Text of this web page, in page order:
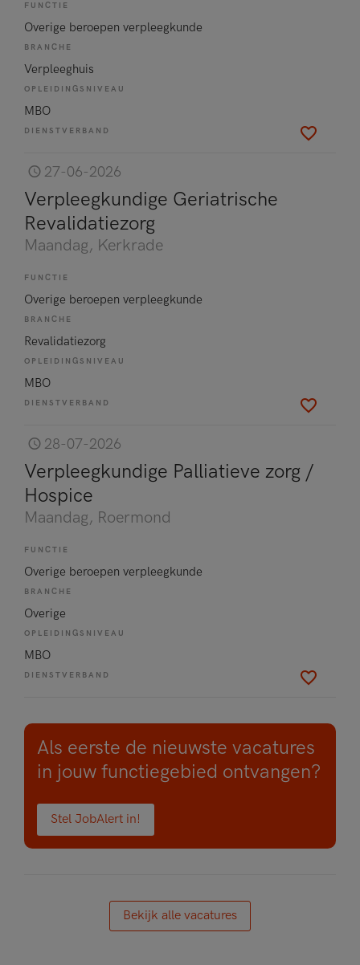
FUNCTIE
Overige beroepen verpleegkunde
BRANCHE
Verpleeghuis
OPLEIDINGSNIVEAU
MBO
DIENSTVERBAND
27-06-2026
Verpleegkundige Geriatrische
Revalidatiezorg
Maandag, Kerkrade
FUNCTIE
Overige beroepen verpleegkunde
BRANCHE
Revalidatiezorg
OPLEIDINGSNIVEAU
MBO
DIENSTVERBAND
28-07-2026
Verpleegkundige Palliatieve zorg /
Hospice
Maandag, Roermond
FUNCTIE
Overige beroepen verpleegkunde
BRANCHE
Overige
OPLEIDINGSNIVEAU
MBO
DIENSTVERBAND
Als eerste de nieuwste vacatures
in jouw functiegebied ontvangen?
Stel JobAlert in!
Bekijk alle vacatures